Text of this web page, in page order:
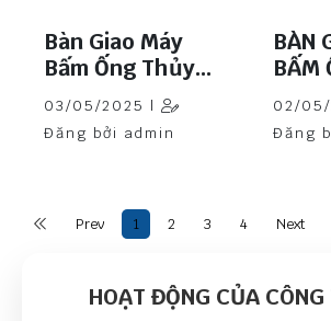
Bàn Giao Máy
Bấm Ống Thủy
Lực DX69 Về
Bình Định
03/05/2025 |
Đăng bởi admin
BÀN
BẤM
LỰC
P32
TRÌ
02/
Đăng
Prev 1 2 3 4 Next
HOẠT ĐỘNG CỦA CÔNG